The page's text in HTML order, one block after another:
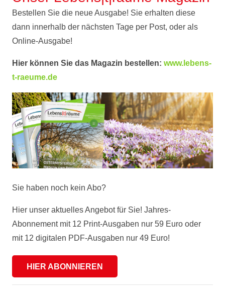
Bestellen Sie die neue Ausgabe! Sie erhalten diese
dann innerhalb der nächsten Tage per Post, oder als
Online-Ausgabe!
Hier können Sie das Magazin bestellen: www.lebens-
t-raeume.de
Sie haben noch kein Abo?
Hier unser aktuelles Angebot für Sie! Jahres-
Abonnement mit 12 Print-Ausgaben nur 59 Euro oder
mit 12 digitalen PDF-Ausgaben nur 49 Euro!
HIER ABONNIEREN